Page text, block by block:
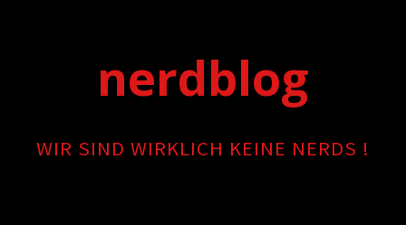
nerdblog
WIR SIND WIRKLICH KEINE NERDS !